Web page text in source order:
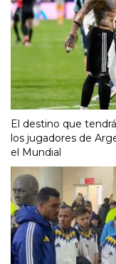
El destino que
los jugadores de
el Mundial